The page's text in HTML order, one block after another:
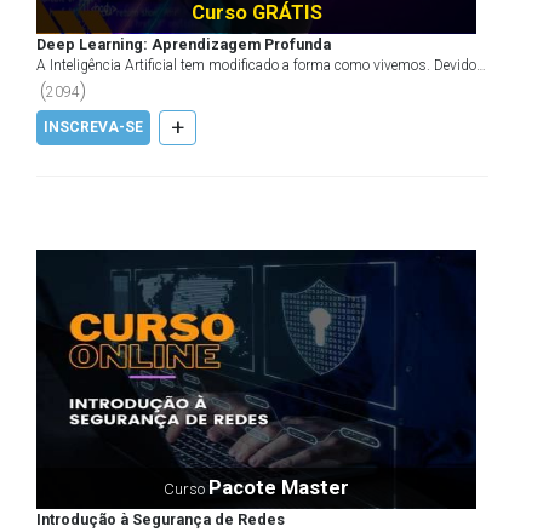
Curso GRÁTIS
Deep Learning: Aprendizagem Profunda
A Inteligência Artificial tem modificado a forma como vivemos. Devido a
sua premissa de simular a inteligência huma...
(2094)
INSCREVA-SE +
Curso Pacote Master
Introdução à Segurança de Redes